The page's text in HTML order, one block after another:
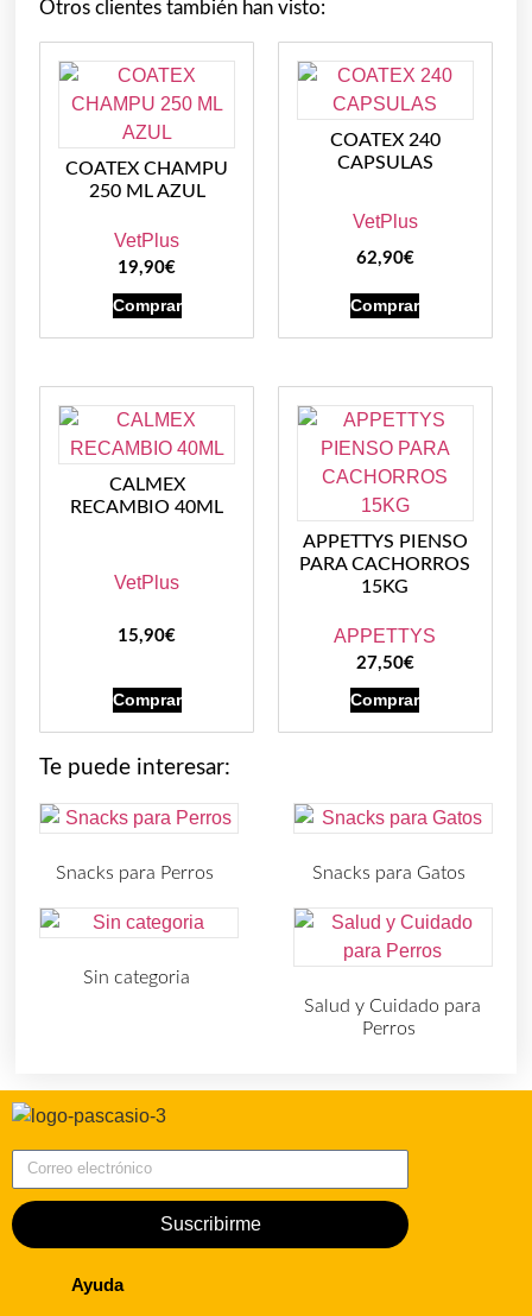
Otros clientes también han visto:
COATEX CHAMPU
250 ML AZUL
VetPlus
19,90€
Comprar
COATEX 240
CAPSULAS
VetPlus
62,90€
Comprar
CALMEX
RECAMBIO 40ML
VetPlus
15,90€
Comprar
APPETTYS PIENSO
PARA CACHORROS
15KG
APPETTYS
27,50€
Comprar
Te puede interesar:
Snacks para Perros Snacks para Gatos
Sin categoria
Salud y Cuidado para
Perros
Suscribirme
Ayuda